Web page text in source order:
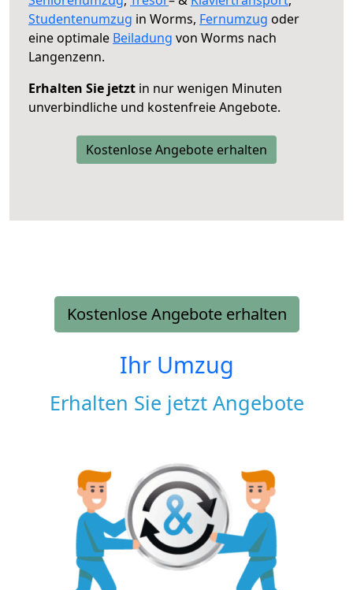
Studentenumzug in Worms, Fernumzug oder
eine optimale Beiladung von Worms nach
Langenzenn.
Erhalten Sie jetzt in nur wenigen Minuten
unverbindliche und kostenfreie Angebote.
Kostenlose Angebote erhalten
Kostenlose Angebote erhalten
Ihr Umzug
Erhalten Sie jetzt Angebote